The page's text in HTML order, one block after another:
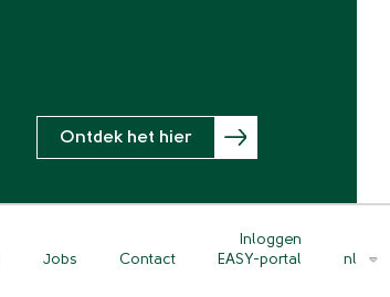
Ontdek het hier
Jobs Contact
Inloggen
EASY-portal
nl